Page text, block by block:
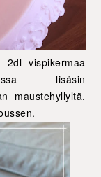
2dl vispikermaa
lisäsin
maustehyllyltä.